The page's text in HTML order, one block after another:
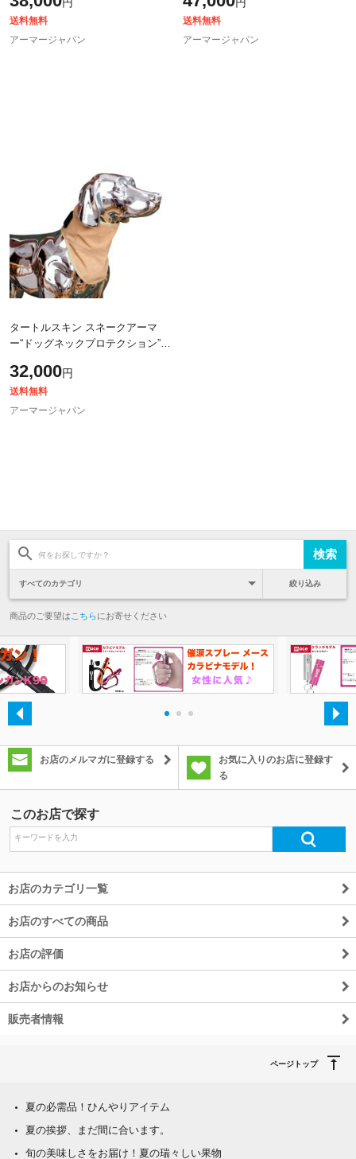
送料無料
アーマージャパン
送料無料
アーマージャパン
タートルスキン スネークアーマ
ー“ドッグネックプロテクション”
dogneckprotection)
32,000円
送料無料
アーマージャパン
絞り込み
商品のご要望は こちらにお寄せください
お店のメルマガに登録する
お気に入りのお店に登録す
る
このお店で探す
お店のカテゴリ一覧
お店のすべての商品
お店の評価
お店からのお知らせ
販売者情報
ページトップ
夏の必需品！ひんやりアイテム
夏の挨拶、まだ間に合います。
旬の美味しさをお届け！夏の瑞々しい果物